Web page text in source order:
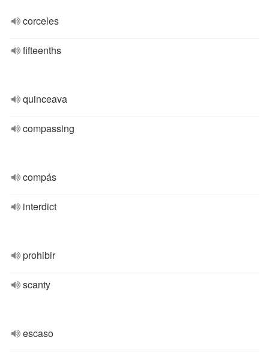
corceles
fifteenths
quinceava
compassing
compás
interdict
prohibir
scanty
escaso